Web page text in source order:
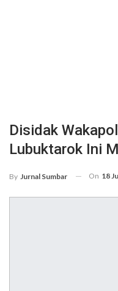
Disidak
Lubuktarok Ini
By Jurnal Sumbar On 18